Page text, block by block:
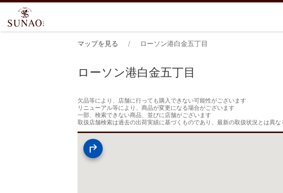
マップを見る ローソン港白金五丁目
ローソン港白金五丁目
欠品等により、店舗に行っても購入できない可能性がございます
リニューアル等により、商品が変更になる場合がございます
一部、検索できない商品、並びに店舗がございます
取扱店舗検索は過去の出荷実績に基づくものであり、最新の取扱状況とは異な